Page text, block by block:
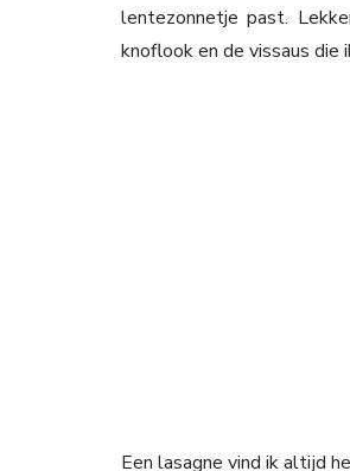
lentezonnetje past.
knoflook en de vissaus die
Een lasagne vind ik altijd